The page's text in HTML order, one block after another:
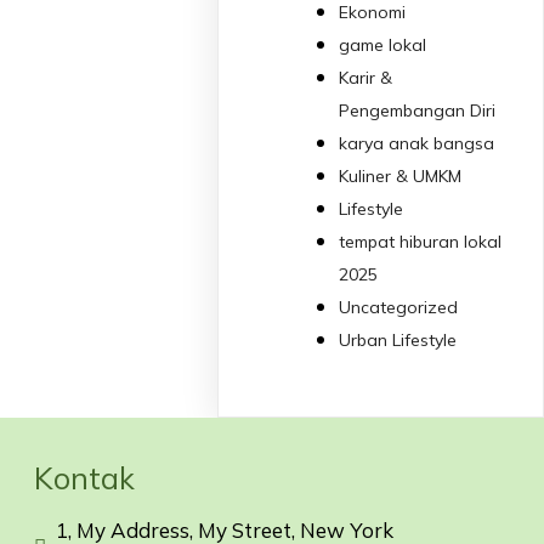
Ekonomi
game lokal
Karir &
Pengembangan Diri
karya anak bangsa
Kuliner & UMKM
Lifestyle
tempat hiburan lokal
2025
Uncategorized
Urban Lifestyle
Kontak
1, My Address, My Street, New York